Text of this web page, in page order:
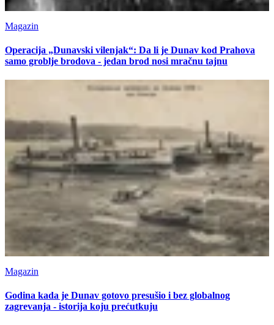
Magazin
Operacija „Dunavski vilenjak“: Da li je Dunav kod Prahova
samo groblje brodova - jedan brod nosi mračnu tajnu
Magazin
Godina kada je Dunav gotovo presušio i bez globalnog
zagrevanja - istorija koju prećutkuju